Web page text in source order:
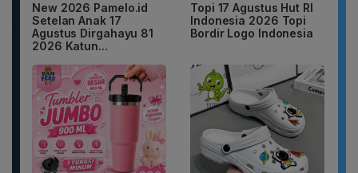
New 2026 Pamelo.id
Setelan Anak 17
Agustus Dirgahayu 81
2026 Katun...
Topi 17 Agustus Hut RI
Indonesia 2026 Topi
Bordir Logo Indonesia